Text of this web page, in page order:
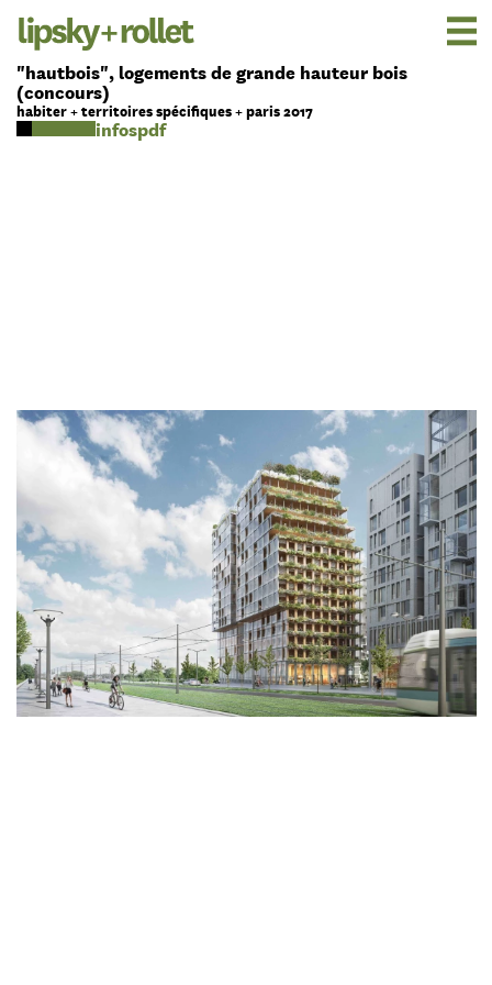
"hautbois", logements de grande hauteur bois
(concours)
habiter + territoires spécifiques + paris 2017
pdf